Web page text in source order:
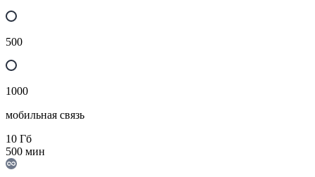
500
1000
мобильная связь
10 Гб
500 мин